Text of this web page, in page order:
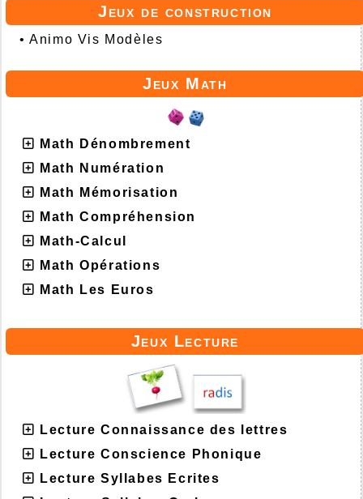
Jeux de construction
•Animo Vis Modèles
Jeux Math
Math Dénombrement
Math Numération
Math Mémorisation
Math Compréhension
Math-Calcul
Math Opérations
Math Les Euros
Jeux Lecture
Lecture Connaissance des lettres
Lecture Conscience Phonique
Lecture Syllabes Ecrites